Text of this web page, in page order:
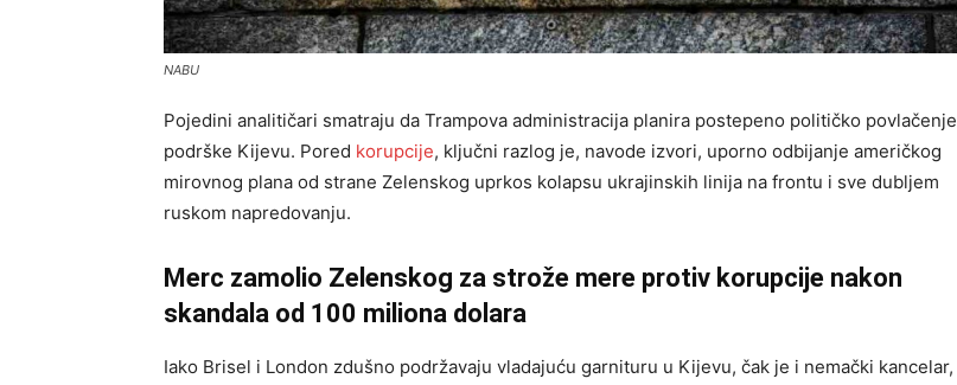
NABU
Pojedini analitičari smatraju da Trampova administracija planira postepeno političko povlačenje
podrške Kijevu. Pored korupcije, ključni razlog je, navode izvori, uporno odbijanje američkog
mirovnog plana od strane Zelenskog uprkos kolapsu ukrajinskih linija na frontu i sve dubljem
ruskom napredovanju.
Merc zamolio Zelenskog za strože mere protiv korupcije nakon
skandala od 100 miliona dolara
Iako Brisel i London zdušno podržavaju vladajuću garnituru u Kijevu, čak je i nemački kancelar,